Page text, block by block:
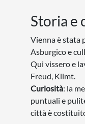
Storia e
Vienna è stata
Asburgico e
Qui vissero e
Freud, Klimt.
Curiosità: la
puntuali e
città è